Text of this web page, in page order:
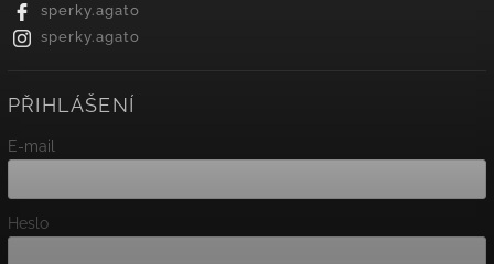
sperky.agato
sperky.agato
PŘIHLÁŠENÍ
E-mail
Heslo